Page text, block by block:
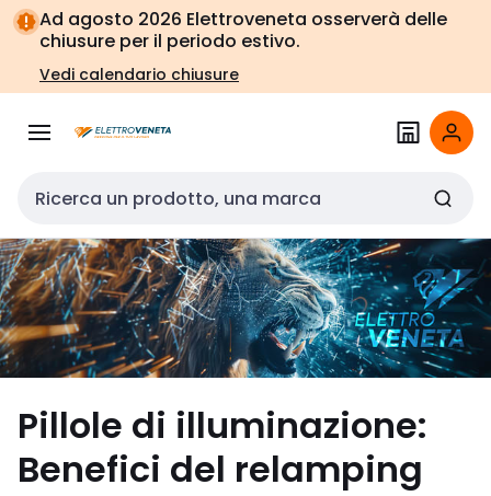
Vai alla
navigazione
Vai
alla
pagina
Ad agosto 2026 Elettroveneta osserverà delle
chiusure per il periodo estivo.
Vedi calendario chiusure
Cerca input
Pillole di illuminazione:
Benefici del relamping